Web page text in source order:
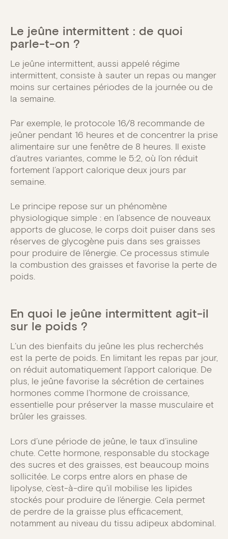
Le jeûne intermittent : de quoi
parle-t-on ?
Le jeûne intermittent, aussi appelé régime
intermittent, consiste à sauter un repas ou manger
moins sur certaines périodes de la journée ou de
la semaine.
Par exemple, le protocole 16/8 recommande de
jeûner pendant 16 heures et de concentrer la prise
alimentaire sur une fenêtre de 8 heures. Il existe
d’autres variantes, comme le 5:2, où l’on réduit
fortement l’apport calorique deux jours par
semaine.
Le principe repose sur un phénomène
physiologique simple : en l’absence de nouveaux
apports de glucose, le corps doit puiser dans ses
réserves de glycogène puis dans ses graisses
pour produire de l’énergie. Ce processus stimule
la combustion des graisses et favorise la perte de
poids.
En quoi le jeûne intermittent agit-il
sur le poids ?
L’un des bienfaits du jeûne les plus recherchés
est la perte de poids. En limitant les repas par jour,
on réduit automatiquement l’apport calorique. De
plus, le jeûne favorise la sécrétion de certaines
hormones comme l’hormone de croissance,
essentielle pour préserver la masse musculaire et
brûler les graisses.
Lors d’une période de jeûne, le taux d’insuline
chute. Cette hormone, responsable du stockage
des sucres et des graisses, est beaucoup moins
sollicitée. Le corps entre alors en phase de
lipolyse, c’est-à-dire qu’il mobilise les lipides
stockés pour produire de l’énergie. Cela permet
de perdre de la graisse plus efficacement,
notamment au niveau du tissu adipeux abdominal.